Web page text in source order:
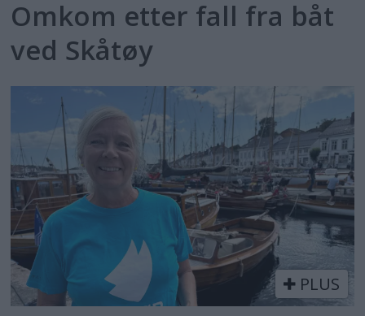
Omkom etter fall fra båt
ved Skåtøy
PLUS